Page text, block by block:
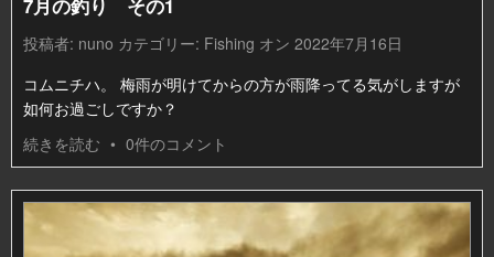
7月の釣り その1
投稿者: nuno カテゴリー: Fishing オン 2022年7月16日
コムニチハ。 梅雨が明けてからの方が雨降ってる気がしますが
如何お過ごしですか？
続きを読む • 0件のコメント